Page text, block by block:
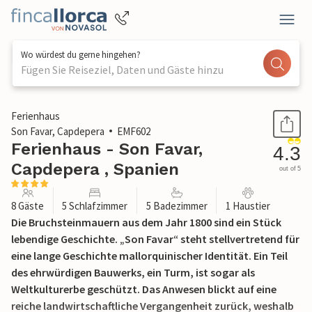
Wo würdest du gerne hingehen?
Fügen Sie Reiseziel, Daten und Gäste hinzu
1 / 52
Ferienhaus
Son Favar, Capdepera
EMF602
Ferienhaus - Son Favar,
Capdepera , Spanien
4.3
out of 5
8 Gäste 5 Schlafzimmer 5 Badezimmer 1 Haustier
Die Bruchsteinmauern aus dem Jahr 1800 sind ein Stück
lebendige Geschichte. „Son Favar“ steht stellvertretend für
eine lange Geschichte mallorquinischer Identität. Ein Teil
des ehrwürdigen Bauwerks, ein Turm, ist sogar als
Weltkulturerbe geschützt. Das Anwesen blickt auf eine
reiche landwirtschaftliche Vergangenheit zurück, weshalb